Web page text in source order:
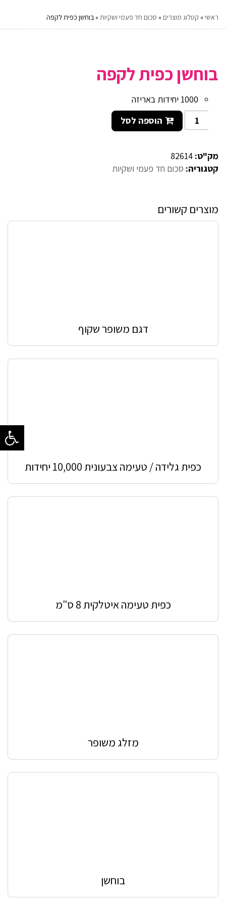
ראשי» קטלוג מוצרים » סכום חד פעמי ושקיות» בוחשן כפית לקפה
בוחשן כפית לקפה
1000 יחידות באריזה
הוספה לסל
מק"ט: 82614
קטגוריה: סכום חד פעמי ושקיות
מוצרים קשורים
דגם משופר שקוף
כפית גלידה / טעימה צבעונית 10,000 יחידות
כפית טעימה איטלקית 8 ס"מ
מזלג משופר
בוחשן